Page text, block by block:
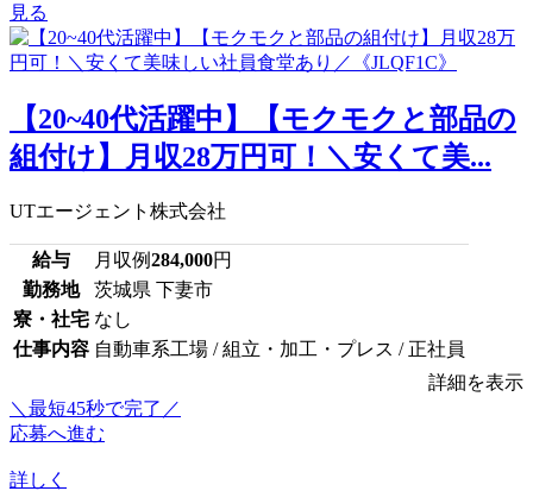
見る
【20~40代活躍中】【モクモクと部品の
組付け】月収28万円可！＼安くて美...
UTエージェント株式会社
給与 月収例284,000円
勤務地
茨城県 下妻市
寮・社宅 なし
仕事内容 自動車系工場 / 組立・加工・プレス / 正社員
詳細を表示
＼最短45秒で完了／
応募へ進む
詳しく